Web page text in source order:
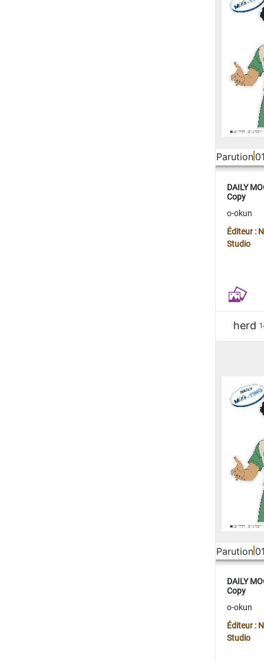
Parution
DAILY
Copy
o-okun
Éditeur :
Studio
herd
Parution
DAILY
Copy
o-okun
Éditeur :
Studio